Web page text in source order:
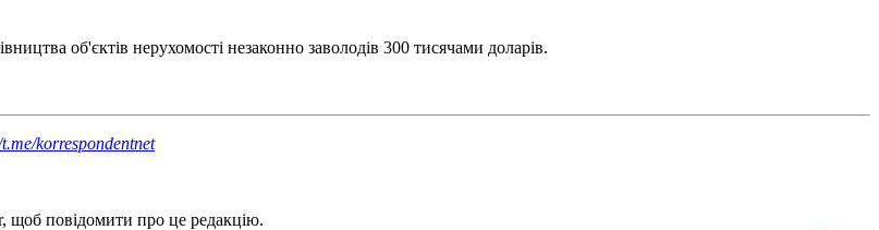
об'єктів нерухомості незаконно заволодів 300 тисячами доларів.
korrespondentnet
щоб повідомити про це редакцію.